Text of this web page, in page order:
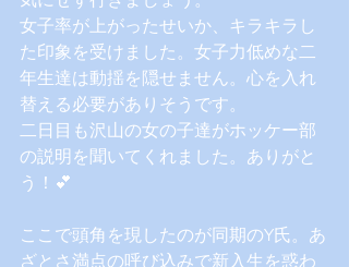
女子率が上がったせいか、キラキラし
た印象を受けました。女子力低めな二
年生達は動揺を隠せません。心を入れ
替える必要がありそうです。
二日目も沢山の女の子達がホッケー部
の説明を聞いてくれました。ありがと
う！💕
ここで頭角を現したのが同期のY氏。あ
ざとさ満点の呼び込みで新入生を惑わ